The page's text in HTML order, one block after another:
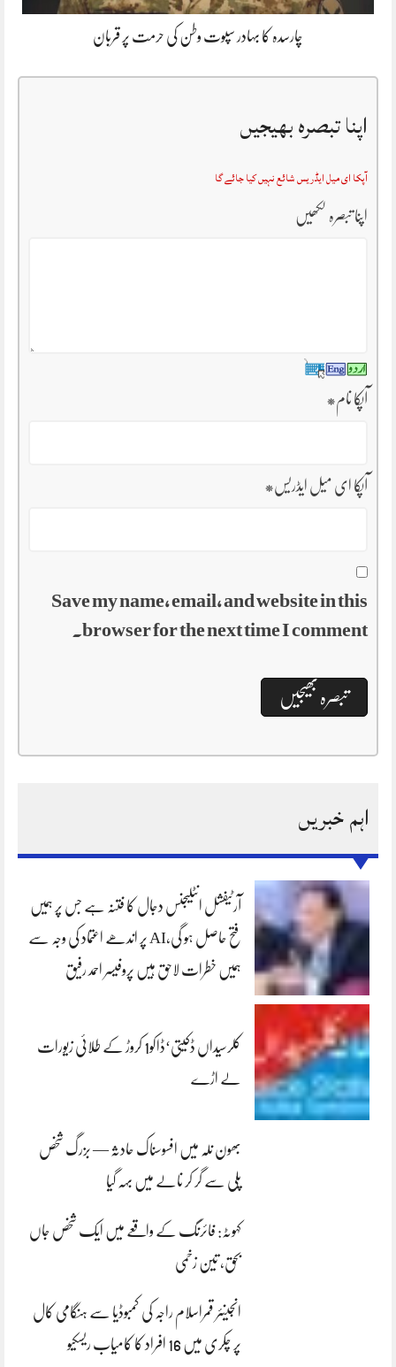
چارسدہ کا بہادر سپوت وطن کی حرمت پر قربان
اپنا تبصرہ بھیجیں
آپکا ای میل ایڈریس شائع نہیں کیا جائے گا
اپنا تبصرہ لکھیں
آپکا نام*
آپکا ای میل ایڈریس*
Save my name, email, and website in this
browser for the next time I comment.
اہم خبریں
آرٹیفشل انٹلیجنس دجال کا فتنہ ہے جس پر ہمیں
فتح حاصل ہو گی،AI پر اندھے اعتماد کی وجہ سے
ہمیں خطرات لاحق ہیں پروفیسر احمد رفیق
کلرسیداں ڈکیتی‘ڈاکو1 کروڑ کے طلائی زیورات
لے اڑے
بھون نلہ میں افسوسناک حادثہ — بزرگ شخص
پلی سے گر کر نالے میں بہہ گیا
کہوٹہ: فائرنگ کے واقعے میں ایک شخص جاں
بحق، تین زخمی
انجینئر قمراسلام راجہ کی کمبوڈیا سے ہنگامی کال
پر چکری میں 16 افراد کا کامیاب ریسکیو